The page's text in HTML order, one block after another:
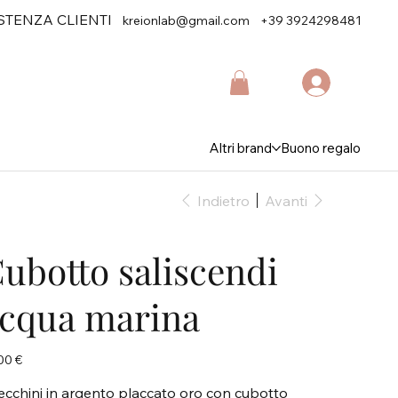
CLIENTI kreionlab@gmail.com +39 3924298481
Altri brand Buono regalo
Indietro Avanti
saliscendi
marina
€
in argento placcato oro con cubotto